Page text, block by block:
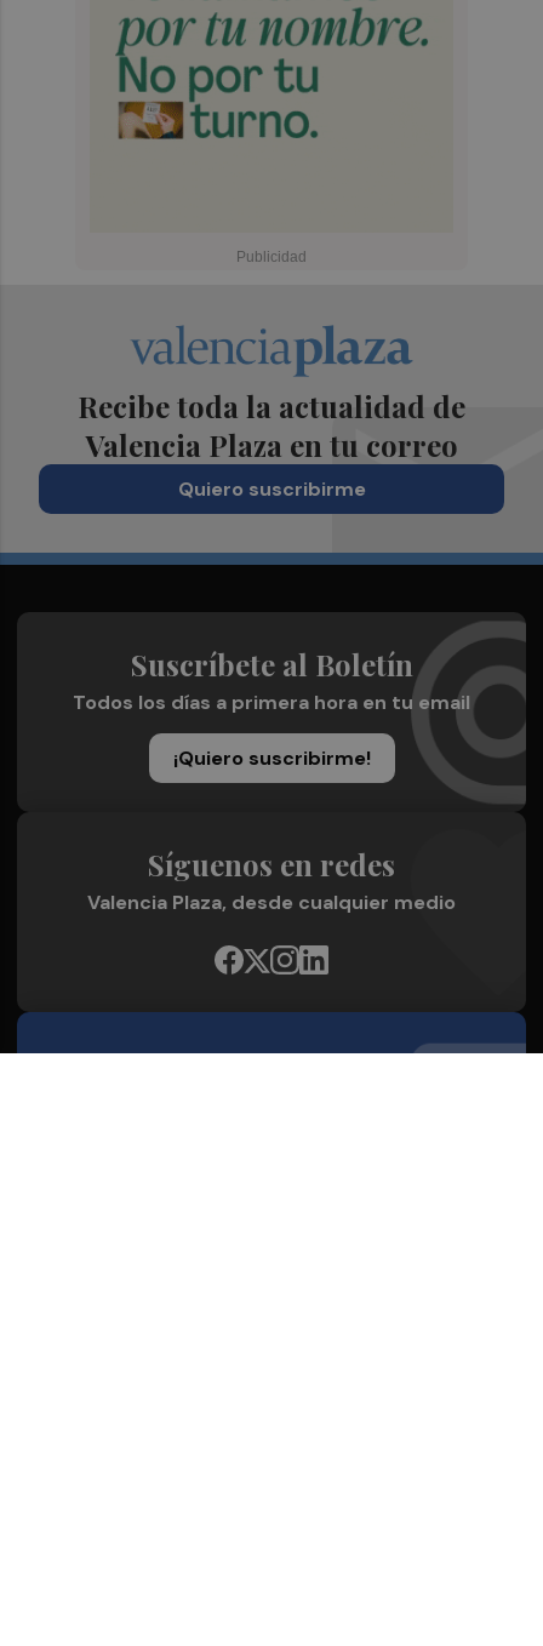
Recibe toda la actualidad de
Valencia Plaza en tu correo
Quiero suscribirme
Suscríbete al Boletín
Todos los días a primera hora en tu email
¡Quiero suscribirme!
Síguenos en redes
Valencia Plaza, desde cualquier medio
Quienes Somos